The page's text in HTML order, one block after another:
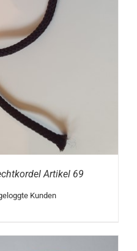
Artikel 69
Kunden